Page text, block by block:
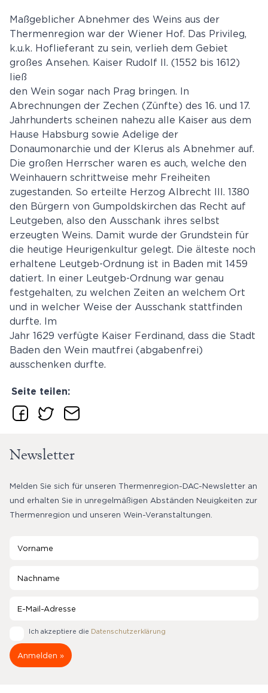
Maßgeblicher Abnehmer des Weins aus der
Thermenregion war der Wiener Hof. Das Privileg,
k.u.k. Hoflieferant zu sein, verlieh dem Gebiet
großes Ansehen. Kaiser Rudolf II. (1552 bis 1612)
ließ
den Wein sogar nach Prag bringen. In
Abrechnungen der Zechen (Zünfte) des 16. und 17.
Jahrhunderts scheinen nahezu alle Kaiser aus dem
Hause Habsburg sowie Adelige der
Donaumonarchie und der Klerus als Abnehmer auf.
Die großen Herrscher waren es auch, welche den
Weinhauern schrittweise mehr Freiheiten
zugestanden. So erteilte Herzog Albrecht III. 1380
den Bürgern von Gumpoldskirchen das Recht auf
Leutgeben, also den Ausschank ihres selbst
erzeugten Weins. Damit wurde der Grundstein für
die heutige Heurigenkultur gelegt. Die älteste noch
erhaltene Leutgeb-Ordnung ist in Baden mit 1459
datiert. In einer Leutgeb-Ordnung war genau
festgehalten, zu welchen Zeiten an welchem Ort
und in welcher Weise der Ausschank stattfinden
durfte. Im
Jahr 1629 verfügte Kaiser Ferdinand, dass die Stadt
Baden den Wein mautfrei (abgabenfrei)
ausschenken durfte.
Seite teilen:
Newsletter
Melden Sie sich für unseren Thermenregion-DAC-Newsletter an
und erhalten Sie in unregelmäßigen Abständen Neuigkeiten zur
Thermenregion und unseren Wein-Veranstaltungen.
Ich akzeptiere die Datenschutzerklärung